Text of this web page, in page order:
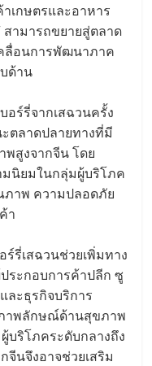
เกษตรและอาหาร
ามารถขยายสู่ตลาด
ลื่อนการพัฒนาภาค
ด้าน
อร์รี่จากเสฉวนครั้ง
ตลาดปลายทางที่มี
สูงจากจีน โดย
มนิยมในกลุ่มผู้บริโภค
าพ ความปลอดภัย
า
ร์รี่เสฉวนช่วยเพิ่มทาง
ระกอบการค้าปลีก ซู
ละธุรกิจบริการ
ภาพลักษณ์ด้านสุขภาพ
บริโภคระดับกลางถึง
จีนจึงอาจช่วยเสริม